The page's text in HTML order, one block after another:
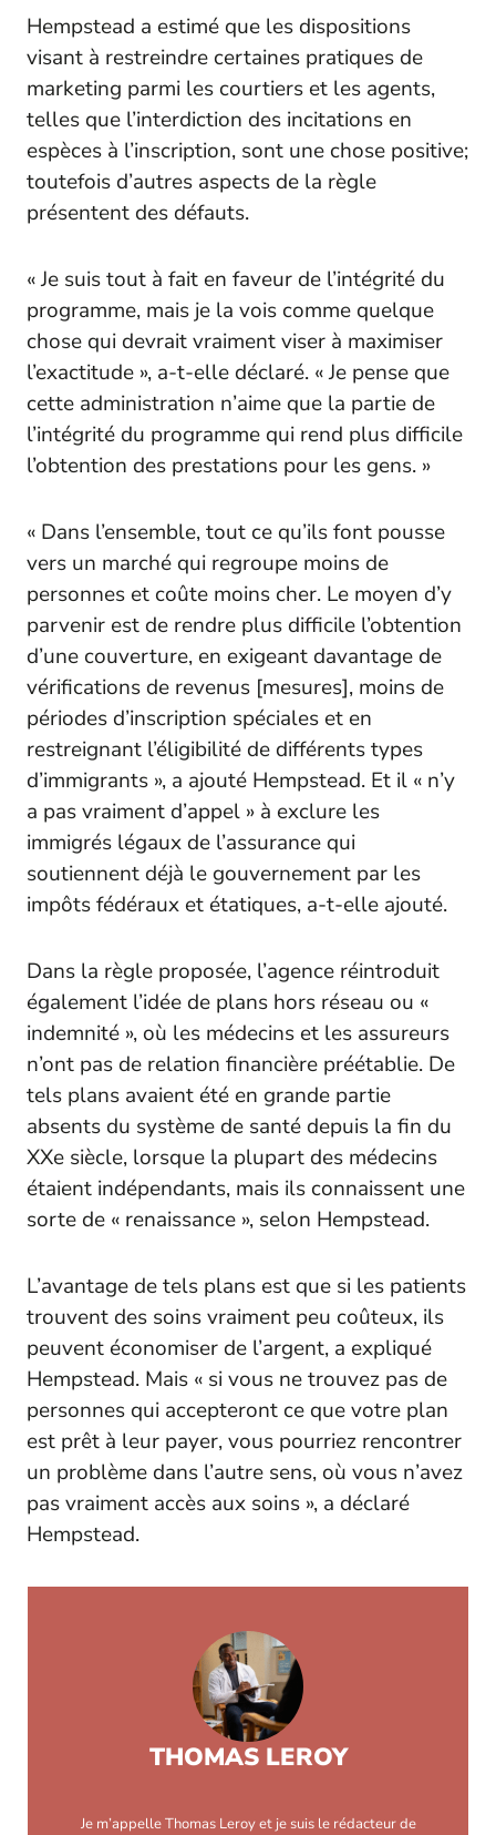
Hempstead a estimé que les dispositions
visant à restreindre certaines pratiques de
marketing parmi les courtiers et les agents,
telles que l’interdiction des incitations en
espèces à l’inscription, sont une chose positive;
toutefois d’autres aspects de la règle
présentent des défauts.
« Je suis tout à fait en faveur de l’intégrité du
programme, mais je la vois comme quelque
chose qui devrait vraiment viser à maximiser
l’exactitude », a-t-elle déclaré. « Je pense que
cette administration n’aime que la partie de
l’intégrité du programme qui rend plus difficile
l’obtention des prestations pour les gens. »
« Dans l’ensemble, tout ce qu’ils font pousse
vers un marché qui regroupe moins de
personnes et coûte moins cher. Le moyen d’y
parvenir est de rendre plus difficile l’obtention
d’une couverture, en exigeant davantage de
vérifications de revenus [mesures], moins de
périodes d’inscription spéciales et en
restreignant l’éligibilité de différents types
d’immigrants », a ajouté Hempstead. Et il « n’y
a pas vraiment d’appel » à exclure les
immigrés légaux de l’assurance qui
soutiennent déjà le gouvernement par les
impôts fédéraux et étatiques, a-t-elle ajouté.
Dans la règle proposée, l’agence réintroduit
également l’idée de plans hors réseau ou «
indemnité », où les médecins et les assureurs
n’ont pas de relation financière préétablie. De
tels plans avaient été en grande partie
absents du système de santé depuis la fin du
XXe siècle, lorsque la plupart des médecins
étaient indépendants, mais ils connaissent une
sorte de « renaissance », selon Hempstead.
L’avantage de tels plans est que si les patients
trouvent des soins vraiment peu coûteux, ils
peuvent économiser de l’argent, a expliqué
Hempstead. Mais « si vous ne trouvez pas de
personnes qui accepteront ce que votre plan
est prêt à leur payer, vous pourriez rencontrer
un problème dans l’autre sens, où vous n’avez
pas vraiment accès aux soins », a déclaré
Hempstead.
THOMAS LEROY
Je m’appelle Thomas Leroy et je suis le rédacteur de